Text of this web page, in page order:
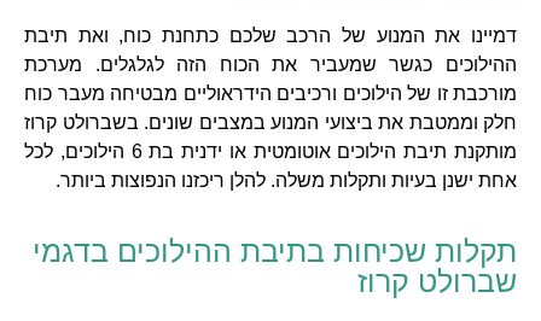
דמיינו את המנוע של הרכב שלכם כתחנת כוח, ואת תיבת
ההילוכים כגשר שמעביר את הכוח הזה לגלגלים. מערכת
מורכבת זו של הילוכים ורכיבים הידראוליים מבטיחה מעבר כוח
חלק וממטבת את ביצועי המנוע במצבים שונים. בשברולט קרוז
מותקנת תיבת הילוכים אוטומטית או ידנית בת 6 הילוכים, לכל
אחת ישנן בעיות ותקלות משלה. להלן ריכזנו הנפוצות ביותר.
תקלות שכיחות בתיבת ההילוכים בדגמי
שברולט קרוז